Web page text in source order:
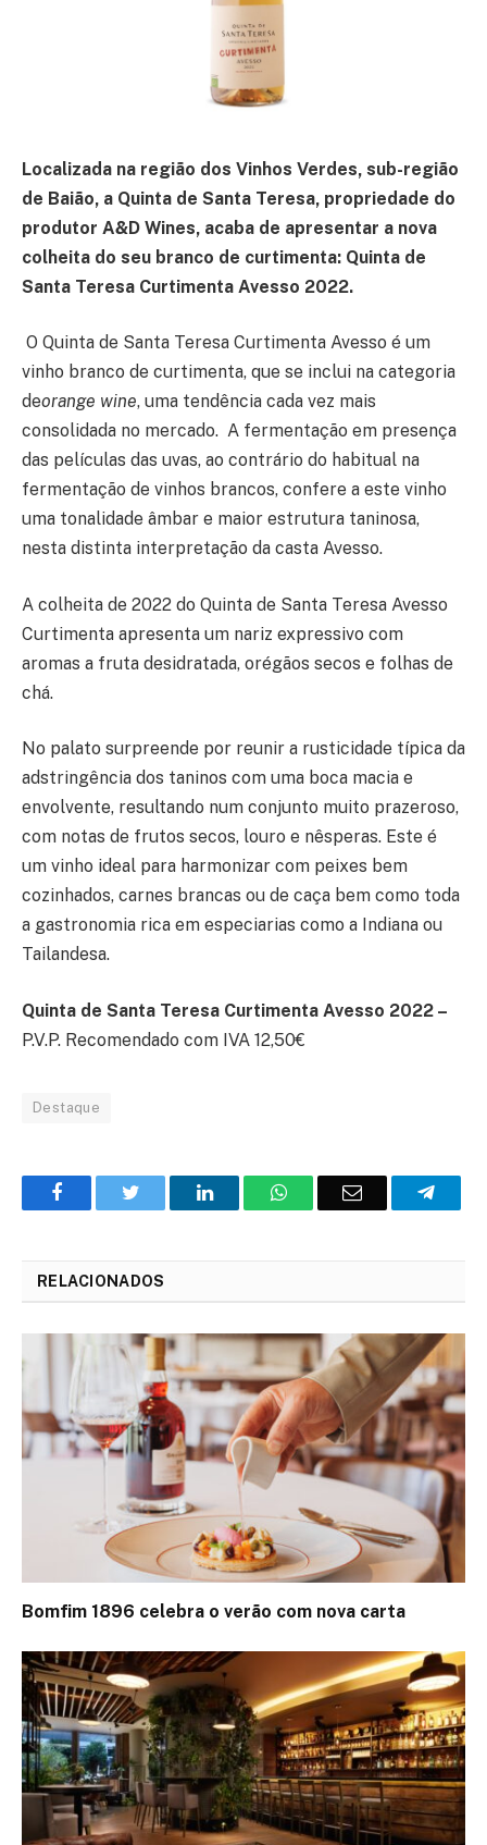
Localizada na região dos Vinhos Verdes, sub-região
de Baião, a Quinta de Santa Teresa, propriedade do
produtor A&D Wines, acaba de apresentar a nova
colheita do seu branco de curtimenta: Quinta de
Santa Teresa Curtimenta Avesso 2022.
O Quinta de Santa Teresa Curtimenta Avesso é um
vinho branco de curtimenta, que se inclui na categoria
deorange wine, uma tendência cada vez mais
consolidada no mercado. A fermentação em presença
das películas das uvas, ao contrário do habitual na
fermentação de vinhos brancos, confere a este vinho
uma tonalidade âmbar e maior estrutura taninosa,
nesta distinta interpretação da casta Avesso.
A colheita de 2022 do Quinta de Santa Teresa Avesso
Curtimenta apresenta um nariz expressivo com
aromas a fruta desidratada, orégãos secos e folhas de
chá.
No palato surpreende por reunir a rusticidade típica da
adstringência dos taninos com uma boca macia e
envolvente, resultando num conjunto muito prazeroso,
com notas de frutos secos, louro e nêsperas. Este é
um vinho ideal para harmonizar com peixes bem
cozinhados, carnes brancas ou de caça bem como toda
a gastronomia rica em especiarias como a Indiana ou
Tailandesa.
Quinta de Santa Teresa Curtimenta Avesso 2022 –
P.V.P. Recomendado com IVA 12,50€
Destaque
FacebookTwitter
O
WhatsAppE-
RELACIONADOS
Bomfim 1896 celebra o verão com nova carta